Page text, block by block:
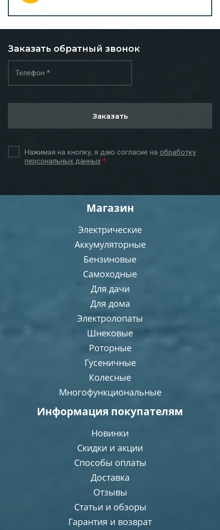
Заказать обратный звонок
Нажимая на кнопку, я даю согласие на обработку
персональных данных *
Заказать
Магазин
Электрические
Аккумуляторные
Бензиновые
Самоходные
Для дачи
Для дома
Электролопаты
Шнековые
Роторные
Гусеничные
Колесные
Многофункциональные
Информация покупателям
Новинки
Скидки и акции
Способы оплаты
Доставка
Отзывы
Статьи и обзоры
Гарантия и возврат